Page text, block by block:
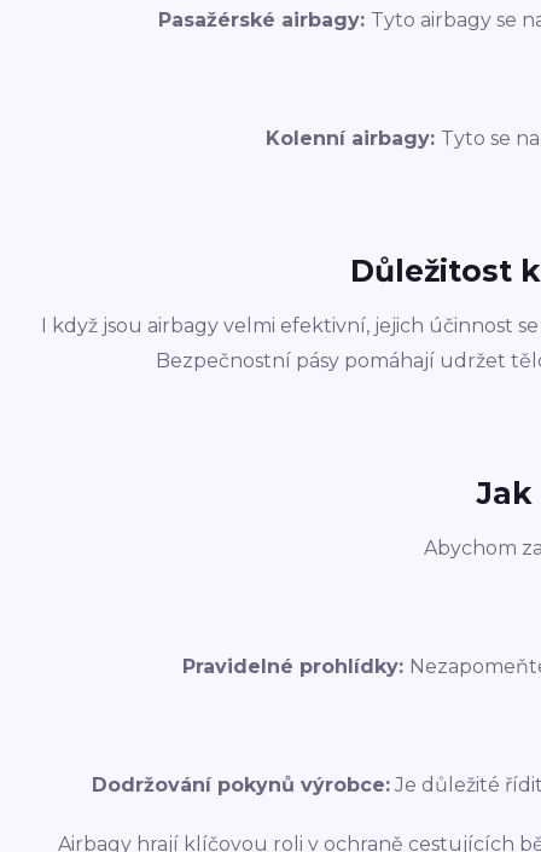
Pasažérské airbagy: Tyto airbagy se
Kolenní airbagy: Tyto se
Důležitost
I když jsou airbagy velmi efektivní, jejich účinnost
Bezpečnostní pásy pomáhají udržet
Abychom
Pravidelné prohlídky:
Dodržování pokynů výrobce:Je důležité
Airbagy hrají klíčovou roli v ochraně cestujících